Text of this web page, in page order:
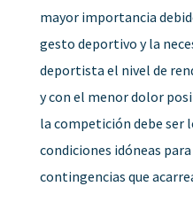
mayor importancia
gesto deportivo y la
deportista el nivel de
y con el menor dolor
la competición debe ser
condiciones idóneas
contingencias que